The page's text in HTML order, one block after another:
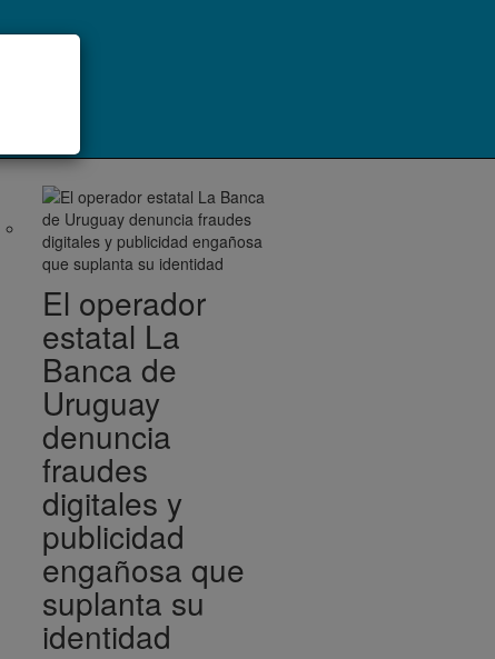
El operador
estatal La
Banca de
Uruguay
denuncia
fraudes
digitales y
publicidad
engañosa que
suplanta su
identidad